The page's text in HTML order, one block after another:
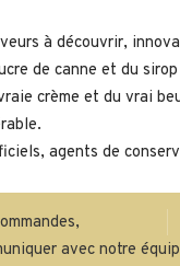
à découvrir,
de canne et du sirop
crème et du vrai
agents de
avec notre